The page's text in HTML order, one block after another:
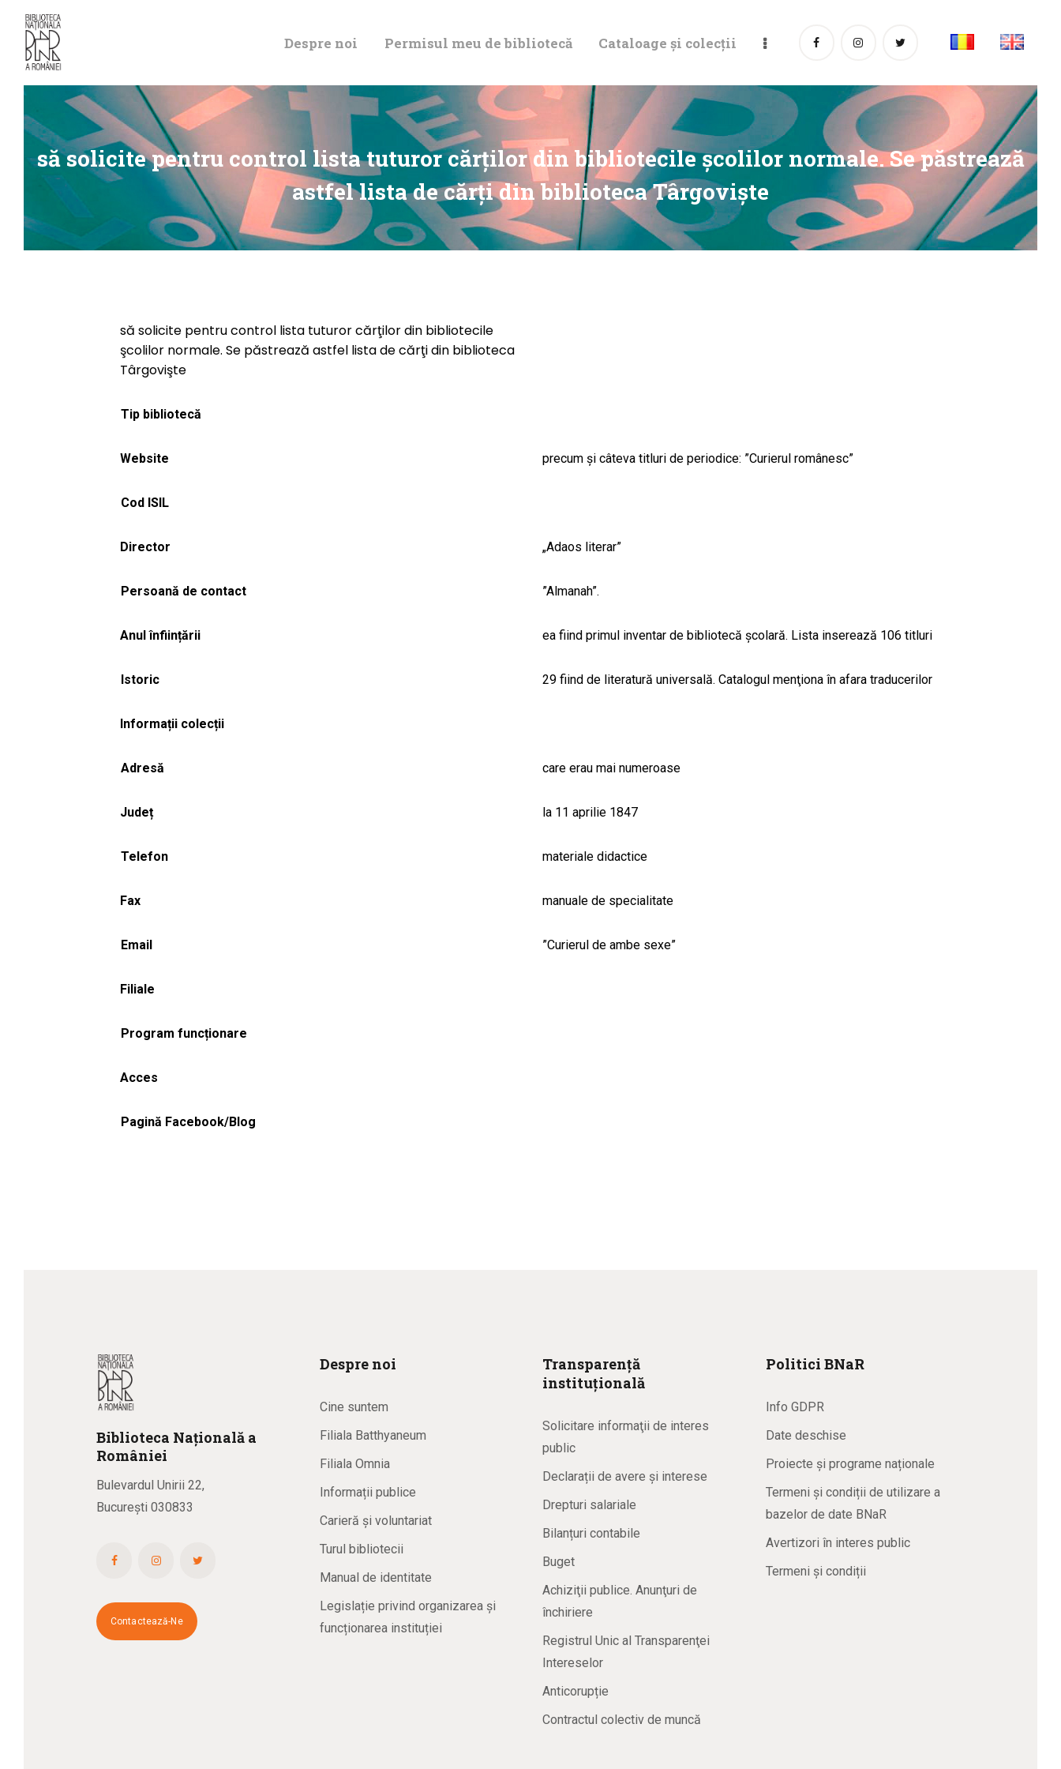
Despre noi Permisul meu de bibliotecă Cataloage și colecții
să solicite pentru control lista tuturor cărţilor din bibliotecile şcolilor normale. Se păstrează
astfel lista de cărţi din biblioteca Târgovişte
DE BIBLIOTECĂ
CATALOAGE ȘI
COLECȚII
BIBLIOTECA
EVENIMENTE
CULTURALE
să solicite pentru control lista tuturor cărţilor din bibliotecile
şcolilor normale. Se păstrează astfel lista de cărţi din biblioteca
Târgovişte
Tip bibliotecă
Website precum și câteva titluri de periodice: ”Curierul românesc”
Cod ISIL
Director „Adaos literar”
Persoană de contact ”Almanah”.
Anul înființării ea fiind primul inventar de bibliotecă şcolară. Lista inserează 106 titluri
Istoric 29 fiind de literatură universală. Catalogul menţiona în afara traducerilor
Informații colecții
Adresă care erau mai numeroase
Județ la 11 aprilie 1847
Telefon materiale didactice
Fax manuale de specialitate
Email ”Curierul de ambe sexe”
Filiale
Program funcționare
Acces
Pagină Facebook/Blog
Biblioteca Națională a
României
Bulevardul Unirii 22,
București 030833
Contactează-Ne
Despre noi
Cine suntem
Filiala Batthyaneum
Filiala Omnia
Informații publice
Carieră și voluntariat
Turul bibliotecii
Manual de identitate
Legislație privind organizarea și
funcționarea instituției
Transparență
instituțională
Solicitare informaţii de interes
public
Declarații de avere și interese
Drepturi salariale
Bilanțuri contabile
Buget
Achiziţii publice. Anunţuri de
închiriere
Registrul Unic al Transparenţei
Intereselor
Anticorupție
Contractul colectiv de muncă
Politici BNaR
Info GDPR
Date deschise
Proiecte și programe naționale
Termeni și condiții de utilizare a
bazelor de date BNaR
Avertizori în interes public
Termeni și condiții